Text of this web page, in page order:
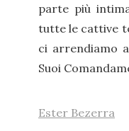
parte più
tutte le cattive
ci arrendiamo
Suoi
Ester Bezerra